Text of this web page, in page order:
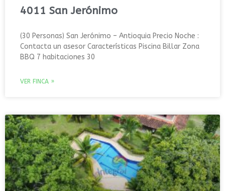
4011 San Jerónimo
(30 Personas) San Jerónimo – Antioquia Precio Noche :
Contacta un asesor Características Piscina Billar Zona
BBQ 7 habitaciones 30
VER FINCA »